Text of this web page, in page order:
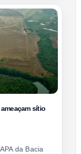
sítio
da Bacia